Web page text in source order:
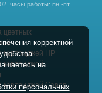
часы работы: пн.-пт.
цветных
картриджей HP
картриджей
картриджей Canon
корректной
на
персональных